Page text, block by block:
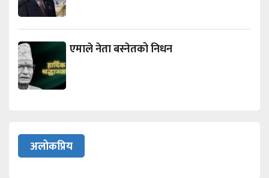
एमाले नेता बस्नेतको निधन
अलोकप्रिय